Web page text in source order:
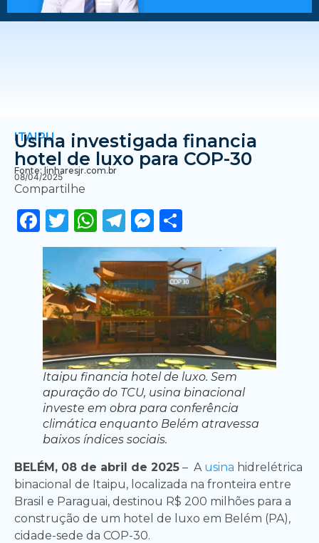
ITAIPU
Usina investigada financia
hotel de luxo para COP-30
Fonte: linharesjr.com.br
08/04/2025
Compartilhe
Facebook
Twitter
WhatsApp
Telegram
Messenger
Itaipu financia hotel de luxo. Sem
apuração do TCU, usina binacional
investe em obra para conferência
climática enquanto Belém atravessa
baixos índices sociais.
BELÉM, 08 de abril de 2025 – A usina hidrelétrica
binacional de Itaipu, localizada na fronteira entre
Brasil e Paraguai, destinou R$ 200 milhões para a
construção de um hotel de luxo em Belém (PA),
cidade-sede da COP-30.